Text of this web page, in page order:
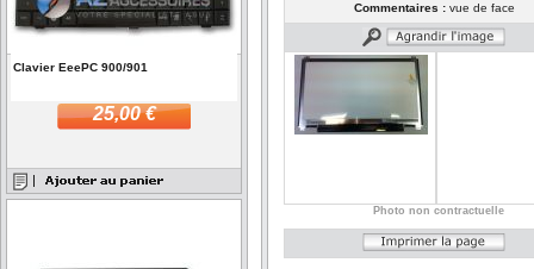
Clavier EeePC 900/901
25,00 €
Commentaires :vue de face
Photo non contractuelle